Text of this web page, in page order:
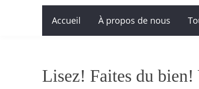
Accueil À propos de nous
Lisez! Faites du bien!